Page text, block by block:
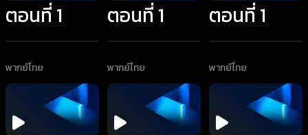
ตอนที่ 1
พากย์ไทย
ตอนที่ 1
พากย์ไทย
ตอนที่ 1
พากย์ไทย